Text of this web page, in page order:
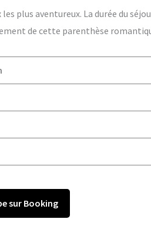
plus aventureux. La durée du
de cette parenthèse
sur Booking